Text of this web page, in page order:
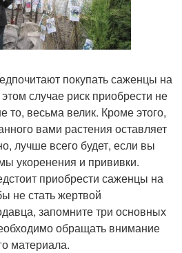
покупать саженцы на
случае риск приобрести не
то, весьма велик. Кроме этого,
вами растения оставляет
лучше всего будет, если вы
укоренения и прививки.
приобрести саженцы на
не стать жертвой
запомните три основных
обращать внимание
материала.